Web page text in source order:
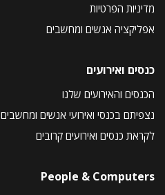
מדיניות הפרטיות
אפליקציה אנשים ומחשבים
כנסים ואירועים
הכנסים והאירועים שלנו
נצפיתם בכנסי ואירועי אנשים ומחשבים
לקראת כנסים ואירועים קרובים
People & Computers